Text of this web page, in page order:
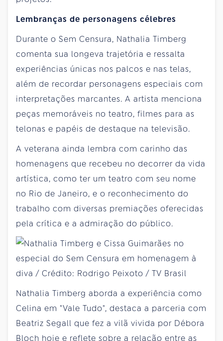
Lembranças de personagens célebres
Durante o Sem Censura, Nathalia Timberg
comenta sua longeva trajetória e ressalta
experiências únicas nos palcos e nas telas,
além de recordar personagens especiais com
interpretações marcantes. A artista menciona
peças memoráveis no teatro, filmes para as
telonas e papéis de destaque na televisão.
A veterana ainda lembra com carinho das
homenagens que recebeu no decorrer da vida
artística, como ter um teatro com seu nome
no Rio de Janeiro, e o reconhecimento do
trabalho com diversas premiações oferecidas
pela crítica e a admiração do público.
Nathalia Timberg aborda a experiência como
Celina em "Vale Tudo", destaca a parceria com
Beatriz Segall que fez a vilã vivida por Débora
Bloch hoje e reflete sobre a relação entre as